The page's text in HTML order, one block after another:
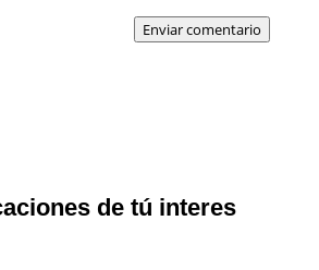
Enviar comentario
de tú interes